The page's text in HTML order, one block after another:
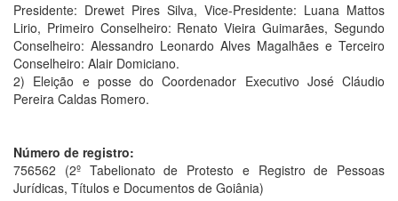
Presidente: Drewet Pires Silva, Vice-Presidente: Luana Mattos
Lirio, Primeiro Conselheiro: Renato Vieira Guimarães, Segundo
Conselheiro: Alessandro Leonardo Alves Magalhães e Terceiro
Conselheiro: Alair Domiciano.
2) Eleição e posse do Coordenador Executivo José Cláudio
Pereira Caldas Romero.
Número de registro:
756562 (2º Tabelionato de Protesto e Registro de Pessoas
Jurídicas, Títulos e Documentos de Goiânia)